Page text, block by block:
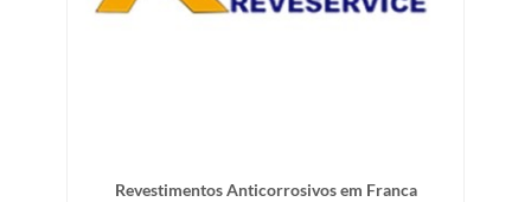
Revestimentos Anticorrosivos em Franca